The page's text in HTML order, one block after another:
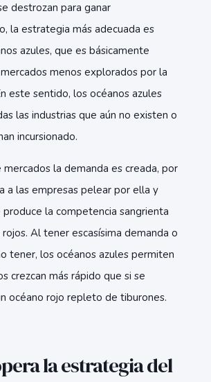
destrozan para ganar
la estrategia más adecuada es
azules, que es básicamente
menos explorados por la
este sentido, los océanos azules
las industrias que aún no existen o
incursionado.
la demanda es creada, por
a las empresas pelear por ella y
la competencia sangrienta
Al tener escasísima demanda o
tener, los océanos azules permiten
crezcan más rápido que si se
océano rojo repleto de tiburones.
la estrategia del